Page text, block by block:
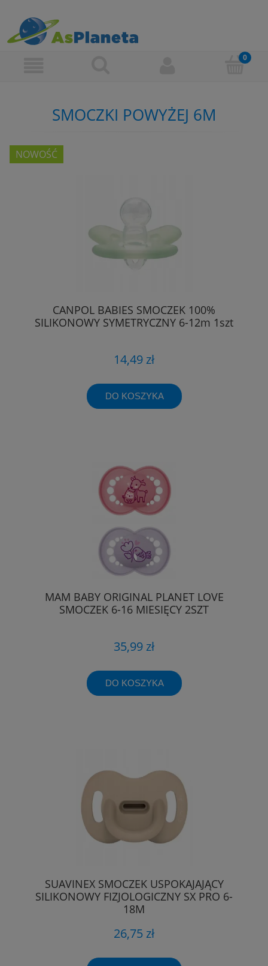
SMOCZKI POWYŻEJ 6M
CANPOL BABIES SMOCZEK 100%
SILIKONOWY SYMETRYCZNY 6-12m 1szt
14,49 zł
DO KOSZYKA
NOWOŚĆ
MAM BABY ORIGINAL PLANET LOVE
SMOCZEK 6-16 MIESIĘCY 2SZT
35,99 zł
DO KOSZYKA
SUAVINEX SMOCZEK USPOKAJAJĄCY
SILIKONOWY FIZJOLOGICZNY SX PRO 6-
18M
26,75 zł